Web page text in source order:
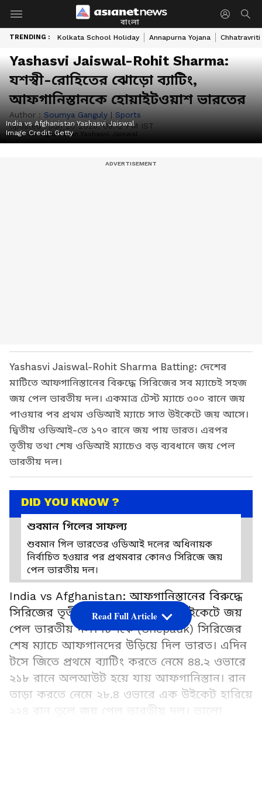
বাংলা
TRENDING : Kolkata School Holiday Annapurna Yojana Chhatravriti
Yashasvi Jaiswal-Rohit Sharma:
যশস্বী-রোহিতের ঝোড়ো ব্যাটিং,
আফগানিস্তানকে হোয়াইটওয়াশ ভারতের
Author : Soumya Ganguly | Sports
Updated :Jun 20 2026, 08:12 PM IST
India vs Afghanistan Yashasvi Jaiswal
Image Credit:Getty
Yashasvi Jaiswal-Rohit Sharma Batting: দেশের
মাটিতে আফগানিস্তানের বিরুদ্ধে সিরিজের সব ম্যাচেই সহজ
জয় পেল ভারতীয় দল। একমাত্র টেস্ট ম্যাচে ৩০০ রানে জয়
পাওয়ার পর প্রথম ওডিআই ম্যাচে সাত উইকেটে জয় আসে।
দ্বিতীয় ওডিআই-তে ১৭০ রানে জয় পায় ভারত। এরপর
তৃতীয় তথা শেষ ওডিআই ম্যাচেও বড় ব্যবধানে জয় পেল
ভারতীয় দল।
DID YOU KNOW ?
শুবমান গিলের সাফল্য
শুবমান গিল ভারতের ওডিআই দলের অধিনায়ক
নির্বাচিত হওয়ার পর প্রথমবার কোনও সিরিজে জয়
পেল ভারতীয় দল।
India vs Afghanistan: আফগানিস্তানের বিরুদ্ধে
সিরিজের তৃতীয় ওডিআই ম্যাচে নয় উইকেটে জয়
পেল ভারতীয় দল। চিপকে (Chepauk) সিরিজের
শেষ ম্যাচে আফগানদের উড়িয়ে দিল ভারত। এদিন
টসে জিতে প্রথমে ব্যাটিং করতে নেমে ৪৪.২ ওভারে
২১৮ রানে অলআউট হয়ে যায় আফগানিস্তান। রান
তাড়া করতে নেমে ২৮.৪ ওভারে এক উইকেট হারিয়ে
২২৪ রান তুলে জয় পেল ভারতীয় দল। ভালো
Read Full Article